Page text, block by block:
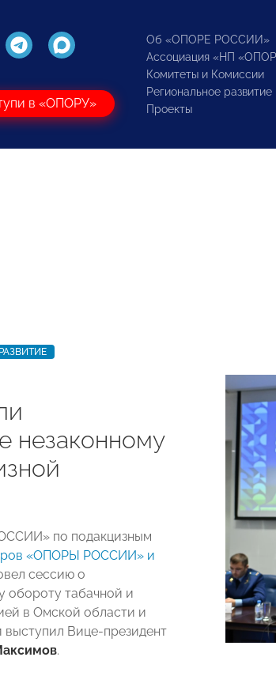
в «ОПОРУ»
Об «ОПОРЕ РОССИИ»
Ассоциация «НП
Комитеты и Комиссии
Региональное развитие
Проекты
незаконному
по подакцизным
«ОПОРЫ РОССИИ» и
сессию о
обороту табачной и
в Омской области и
Вице-президент
.